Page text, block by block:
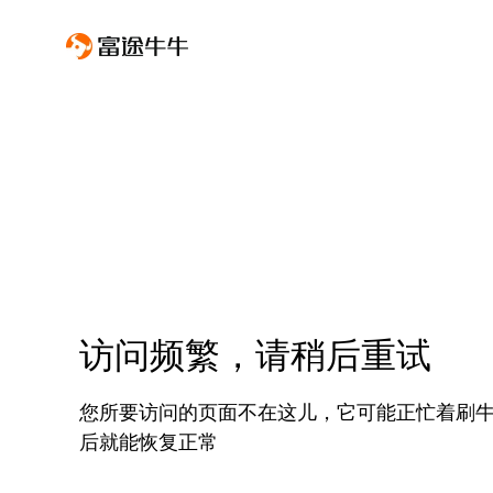
访问频繁，请稍后重试
您所要访问的页面不在这儿，它可能正忙着刷
后就能恢复正常